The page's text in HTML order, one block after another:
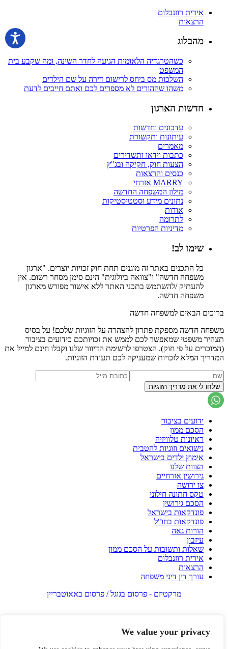
We value your privacy
אירית רוזנבלום
הרצאות
מהבלוג
כשהטרגדיה הלאומית הגיעה לחדר השינה, ומה שקבע בית
המשפט
השלכות מס ביחס לרישום דירה על שם הילדים
משהו שההורים לא מספרים לכם ואתם חייבים לדעת
חדשות הארגון
עדכונים וחדשות
עיתונות ותקשורת
מאמרים
כתבות וידאו ותשדירים
הצעות חוק, חקיקה ובג"ץ
כנסים והרצאות
MARRY אזרחי
מילון המשפחה החדשה
נתונים מידע וסטטיסטיקות
אודות
לתרומה
מדיניות הפרטיות
שימו לב!
כל התכנים באתר זה מוגנים תחת חוק זכויות יוצרים. "ארגון
משפחה חדשה" ו"צוואה ביולוגית" הינם סימן מסחר רשום. אין
להעתיק /להשתמש בתכני האתר ללא אישור מפורש מארגון
משפחה חדשה.
ברוכים הבאים למשפחה חדשה
משפחה חדשה מספקת פתרון להצהרה על הזוגיות שלכם! על בסיס
תצהיר משפטי שמאפשר לכם לממש את זכויותכם כידועים בציבור
(המוכרים על פי חוק). הצטרפו לרשימת הדיוור שלנו וקבלו חינם למייל את
המדריך המלא לזכויות שמעניקה לכם תעודת הזוגיות.
ידועים בציבור
הסכם ממון
ראיונות טלוויזיה
נישואים וזוגיות להטבית
אימוץ ילדים בישראל
הצוות שלנו
גירושין אזרחיים
צו ירושה
טקס חתונה חילוני
הסכם גירושין
פונדקאות בישראל
פונדקאות בחו"ל
הורות גאה
עיזבון
שאלות ותשובות על הסכם ממון
אירית רוזנבלום
הרצאות
עורך דין דיני משפחה
מרקטיזם - פרסום בגוגל / פרסום באאוטבריין